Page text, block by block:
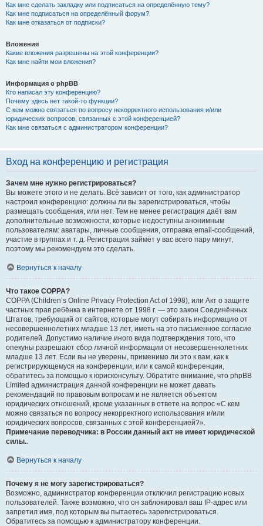
Как мне сделать закладку или подписаться на определённую тему?
Как мне подписаться на определённый форум?
Как мне отказаться от подписки?
Вложения
Какие вложения разрешены на этой конференции?
Как мне найти мои вложения?
Информация о phpBB
Кто написал эту конференцию?
Почему здесь нет такой-то функции?
С кем можно связаться по вопросу некорректного использования и/или
юридических вопросов, связанных с этой конференцией?
Как мне связаться с администратором конференции?
Вход на конференцию и регистрация
Зачем мне нужно регистрироваться?
Вы можете этого и не делать. Всё зависит от того, как администратор
настроил конференцию: должны ли вы зарегистрироваться, чтобы
размещать сообщения, или нет. Тем не менее регистрация даёт вам
дополнительные возможности, которые недоступны анонимным
пользователям: аватары, личные сообщения, отправка email-сообщений,
участие в группах и т. д. Регистрация займёт у вас всего пару минут,
поэтому мы рекомендуем это сделать.
Вернуться к началу
Что такое COPPA?
COPPA (Children’s Online Privacy Protection Act of 1998), или Акт о защите
частных прав ребёнка в интернете от 1998 г. — это закон Соединённых
Штатов, требующий от сайтов, которые могут собирать информацию от
несовершеннолетних младше 13 лет, иметь на это письменное согласие
родителей. Допустимо наличие иного вида подтверждения того, что
опекуны разрешают сбор личной информации от несовершеннолетних
младше 13 лет. Если вы не уверены, применимо ли это к вам, как к
регистрирующемуся на конференции, или к самой конференции,
обратитесь за помощью к юрисконсульту. Обратите внимание, что phpBB
Limited администрация данной конференции не может давать
рекомендаций по правовым вопросам и не является объектом
юридических отношений, кроме указанных в ответе на вопрос «С кем
можно связаться по вопросу некорректного использования и/или
юридических вопросов, связанных с этой конференцией?».
Примечание переводчика: в России данный акт не имеет юридической
силы..
Вернуться к началу
Почему я не могу зарегистрироваться?
Возможно, администратор конференции отключил регистрацию новых
пользователей. Также возможно, что он заблокировал ваш IP-адрес или
запретил имя, под которым вы пытаетесь зарегистрироваться.
Обратитесь за помощью к администратору конференции.